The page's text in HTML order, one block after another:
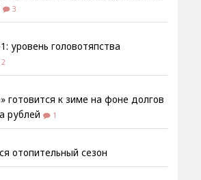
3
уровень головотяпства
2
готовится к зиме на фоне долгов
рублей
1
отопительный сезон